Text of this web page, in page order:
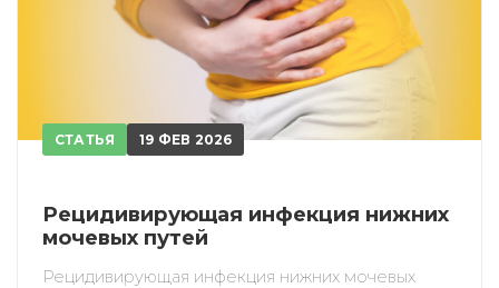
СТАТЬЯ 19 ФЕВ 2026
Рецидивирующая инфекция нижних
мочевых путей
Рецидивирующая инфекция нижних мочевых